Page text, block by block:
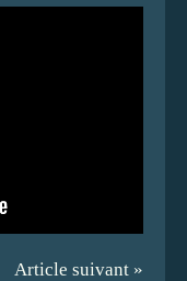
Article suivant »